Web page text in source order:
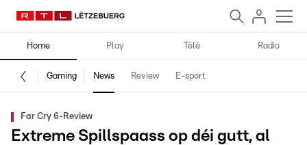
Home Play Télé Radio
Gaming News Review E-sport
Far Cry 6-Review
Extreme Spillspaass op déi gutt, al